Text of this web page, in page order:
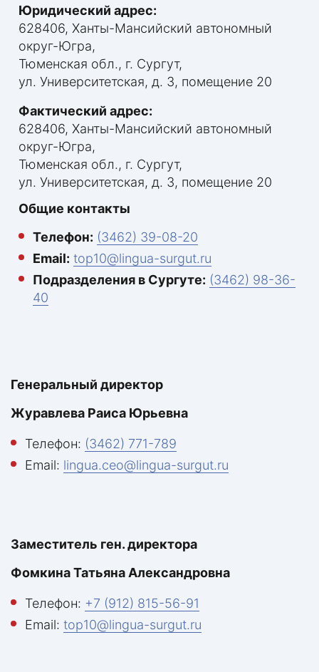
Юридический адрес:
628406, Ханты-Мансийский автономный
округ-Югра,
Тюменская обл., г. Сургут,
ул. Университетская, д. 3, помещение 20
Фактический адрес:
628406, Ханты-Мансийский автономный
округ-Югра,
Тюменская обл., г. Сургут,
ул. Университетская, д. 3, помещение 20
Общие контакты
Телефон: (3462) 39-08-20
Email: top10@lingua-surgut.ru
Подразделения в Сургуте: (3462) 98-36-
40
Генеральный директор
Журавлева Раиса Юрьевна
Телефон: (3462) 771-789
Email: lingua.ceo@lingua-surgut.ru
Заместитель ген. директора
Фомкина Татьяна Александровна
Телефон: +7 (912) 815-56-91
Email: top10@lingua-surgut.ru